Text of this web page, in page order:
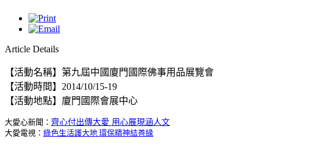
Article Details
【活動名稱】第九屆中國廈門國際佛事用品展覽會
【活動時間】2014/10/15-19
【活動地點】廈門國際會展中心
大愛心新聞： 齊心付出傳大愛 用心展現涵人文
大愛電視： 綠色生活護大地 環保精神結善緣